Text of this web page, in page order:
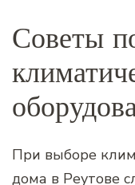
Советы
При выборе
дома в Реутове